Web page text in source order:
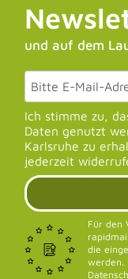
und auf dem
Ich stimme zu,
Daten genutzt
Karlsruhe zu
jederzeit
Für den
die
werden.